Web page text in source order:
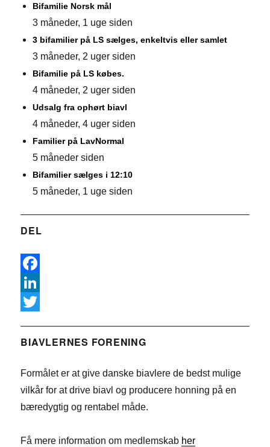
Bifamilie Norsk mål
3 måneder, 1 uge siden
3 bifamilier på LS sælges, enkeltvis eller samlet
3 måneder, 2 uger siden
Bifamilie på LS købes.
4 måneder, 2 uger siden
Udsalg fra ophørt biavl
4 måneder, 4 uger siden
Familier på LavNormal
5 måneder siden
Bifamilier sælges i 12:10
5 måneder, 1 uge siden
DEL
F
a
e
o
L
n
e
n
w
t
r
BIAVLERNES FORENING
Formålet er at give danske biavlere de bedst mulige
vilkår for at drive biavl og producere honning på en
bæredygtig og rentabel måde.
Få mere information om medlemskab her